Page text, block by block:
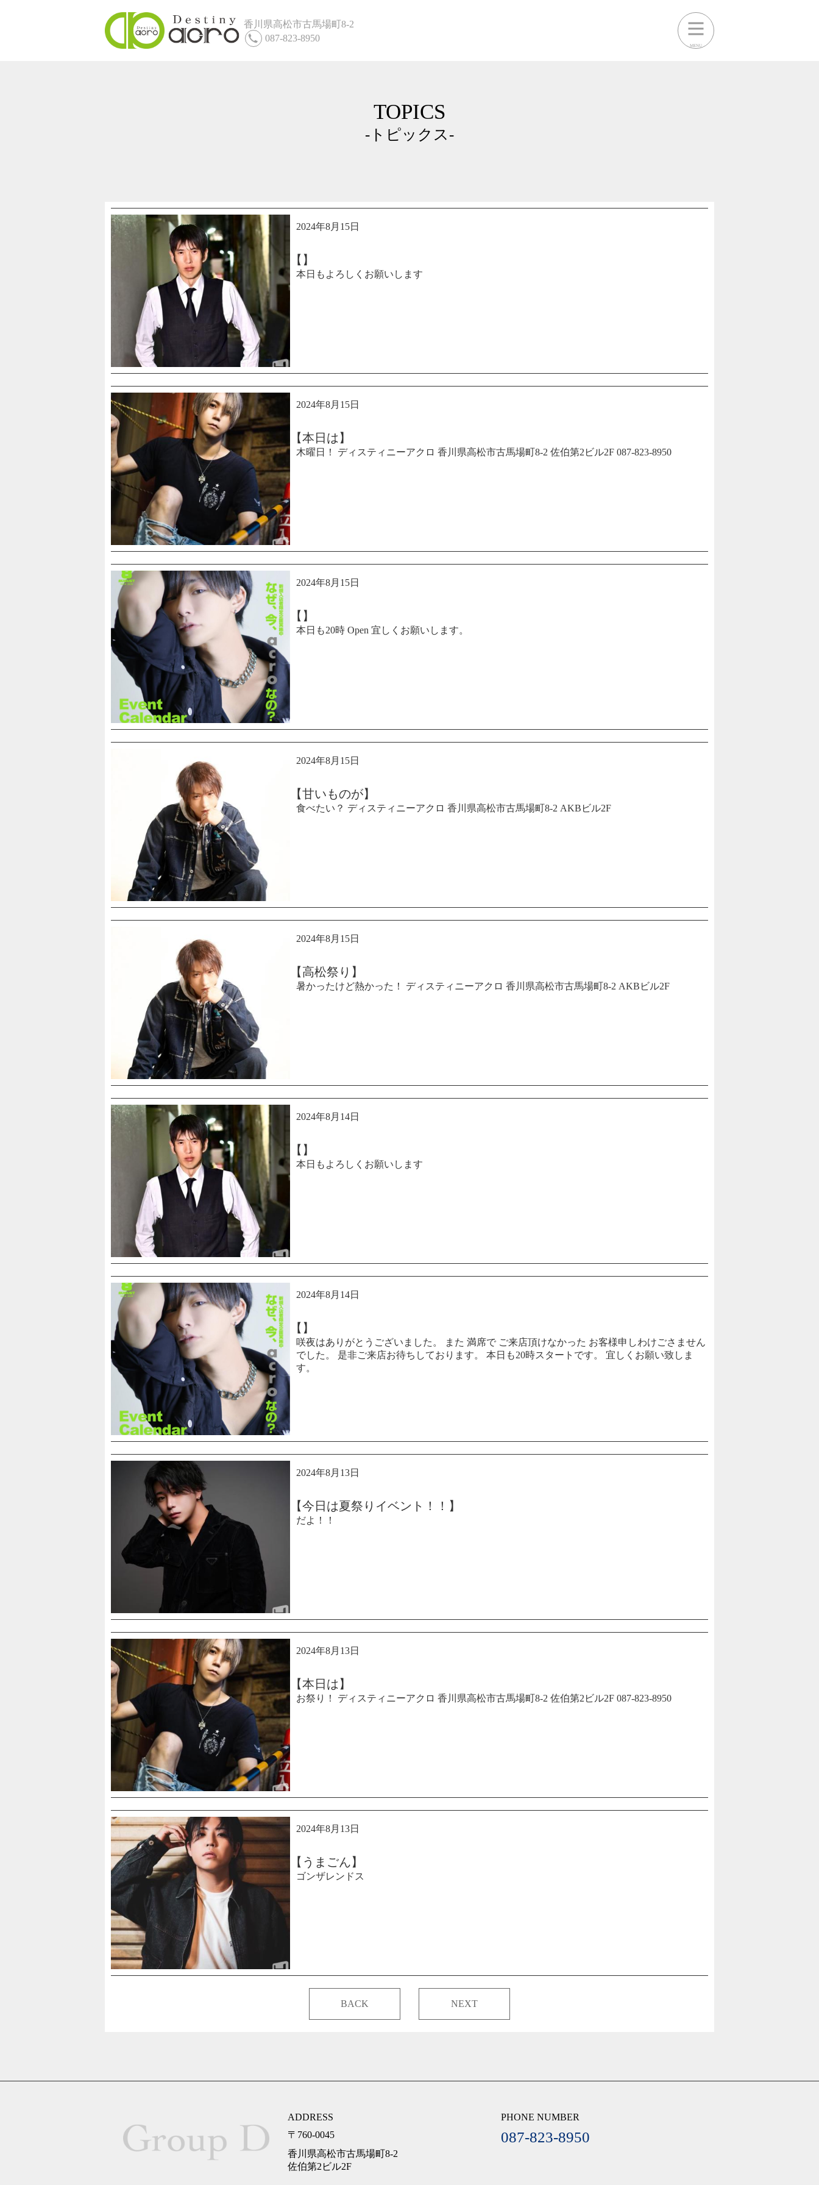
香川県高松市古馬場町8-2
087-823-8950
TOPICS
-トピックス-
2024年8月15日
【】
本日もよろしくお願いします
2024年8月15日
【本日は】
木曜日！ ディスティニーアクロ 香川県高松市古馬場町8-2 佐伯第2ビル2F 087-823-8950
2024年8月15日
【】
本日も20時 Open 宜しくお願いします。
2024年8月15日
【甘いものが】
食べたい？ ディスティニーアクロ 香川県高松市古馬場町8-2 AKBビル2F
2024年8月15日
【高松祭り】
暑かったけど熱かった！ ディスティニーアクロ 香川県高松市古馬場町8-2 AKBビル2F
2024年8月14日
【】
本日もよろしくお願いします
2024年8月14日
【】
咲夜はありがとうございました。 また 満席で ご来店頂けなかった お客様申しわけごさません
でした。 是非ご来店お待ちしております。 本日も20時スタートです。 宜しくお願い致しま
す。
2024年8月13日
【今日は夏祭りイベント！！】
だよ！！
2024年8月13日
【本日は】
お祭り！ ディスティニーアクロ 香川県高松市古馬場町8-2 佐伯第2ビル2F 087-823-8950
2024年8月13日
【うまごん】
ゴンザレンドス
BACK NEXT
ADDRESS
〒760-0045
香川県高松市古馬場町8-2
佐伯第2ビル2F
PHONE NUMBER
087-823-8950